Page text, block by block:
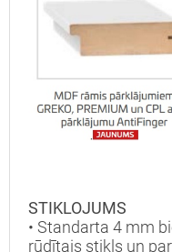
STIKLOJUMS
• Standarta 4 mm
rūdītais stikls un